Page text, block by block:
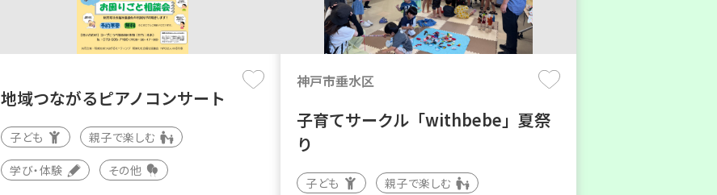
地域つながるピアノコンサート
子ども 親子で楽しむ
学び・体験 その他
神戸市垂水区
子育てサークル「withbebe」夏祭
り
子ども 親子で楽しむ